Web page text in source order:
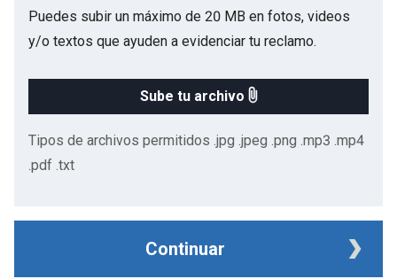
Puedes subir un máximo de 20 MB en fotos, videos
y/o textos que ayuden a evidenciar tu reclamo.
Sube tu archivo
Tipos de archivos permitidos .jpg .jpeg .png .mp3 .mp4
.pdf .txt
Continuar